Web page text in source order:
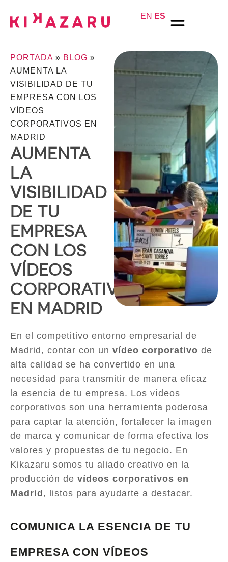
EN ES
PORTADA » BLOG »
AUMENTA LA
VISIBILIDAD DE TU
EMPRESA CON LOS
VÍDEOS
CORPORATIVOS EN
MADRID
AUMENTA
LA
VISIBILIDAD
DE TU
EMPRESA
CON LOS
VÍDEOS
CORPORATIVOS
EN MADRID
En el competitivo entorno empresarial de
Madrid, contar con un vídeo corporativo de
alta calidad se ha convertido en una
necesidad para transmitir de manera eficaz
la esencia de tu empresa. Los vídeos
corporativos son una herramienta poderosa
para captar la atención, fortalecer la imagen
de marca y comunicar de forma efectiva los
valores y propuestas de tu negocio. En
Kikazaru somos tu aliado creativo en la
producción de vídeos corporativos en
Madrid , listos para ayudarte a destacar.
COMUNICA LA ESENCIA DE TU
EMPRESA CON VÍDEOS